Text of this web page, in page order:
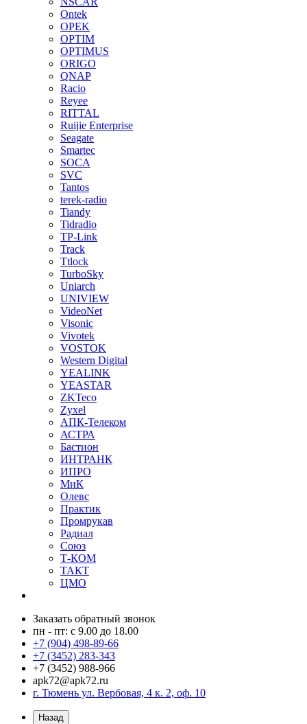
Ontek
OPEK
OPTIM
OPTIMUS
ORIGO
QNAP
Racio
Reyee
RITTAL
Ruijie Enterprise
Seagate
Smartec
SOCA
SVC
Tantos
terek-radio
Tiandy
Tidradio
TP-Link
Track
Ttlock
TurboSky
Uniarch
UNIVIEW
VideoNet
Visonic
Vivotek
VOSTOK
Western Digital
YEALINK
YEASTAR
ZKTeco
Zyxel
АПК-Телеком
АСТРА
Бастион
ИНТРАНК
ИПРО
МиК
Олевс
Практик
Промрукав
Радиал
Союз
Т-КОМ
ТАКТ
ЦМО
Заказать обратный звонок
пн - пт: с 9.00 до 18.00
+7 (904) 498-89-66
+7 (3452) 283-343
+7 (3452) 988-966
apk72@apk72.ru
г. Тюмень ул. Вербовая, 4 к. 2, оф. 10
Назад